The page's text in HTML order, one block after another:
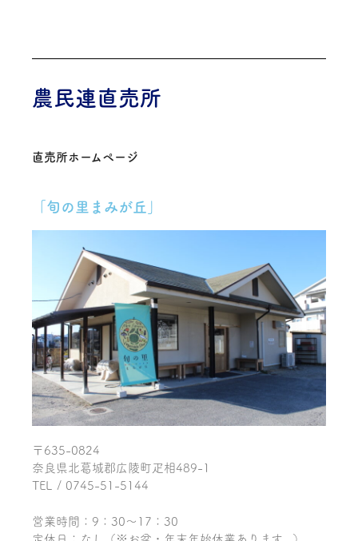
農民連直売所
直売所ホームページ
「旬の里まみが丘」
〒635-0824
奈良県北葛城郡広陵町疋相489-1
TEL / 0745-51-5144
営業時間：9：30～17：30